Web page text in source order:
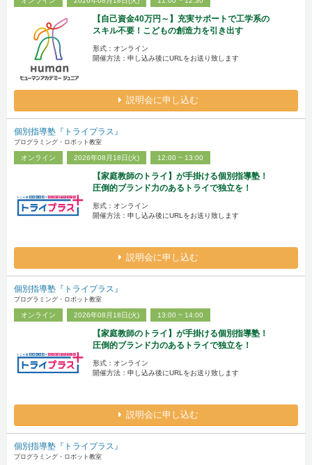
【自己資金40万円～】充実サポートで工学系の
スキル不要！こどもの創造力を引き出す
形式：オンライン
開催方法：申し込み後にURLをお送り致します
説明会に申し込む
個別指導塾『トライプラス』
プログラミング・ロボット教室
オンライン 2026年08月18日(火) 12:00 ~ 13:00
【家庭教師のトライ】が手掛ける個別指導塾！
圧倒的ブランド力のあるトライで独立を！
形式：オンライン
開催方法：申し込み後にURLをお送り致します
説明会に申し込む
個別指導塾『トライプラス』
プログラミング・ロボット教室
オンライン 2026年08月18日(火) 13:00 ~ 14:00
【家庭教師のトライ】が手掛ける個別指導塾！
圧倒的ブランド力のあるトライで独立を！
形式：オンライン
開催方法：申し込み後にURLをお送り致します
説明会に申し込む
個別指導塾『トライプラス』
プログラミング・ロボット教室